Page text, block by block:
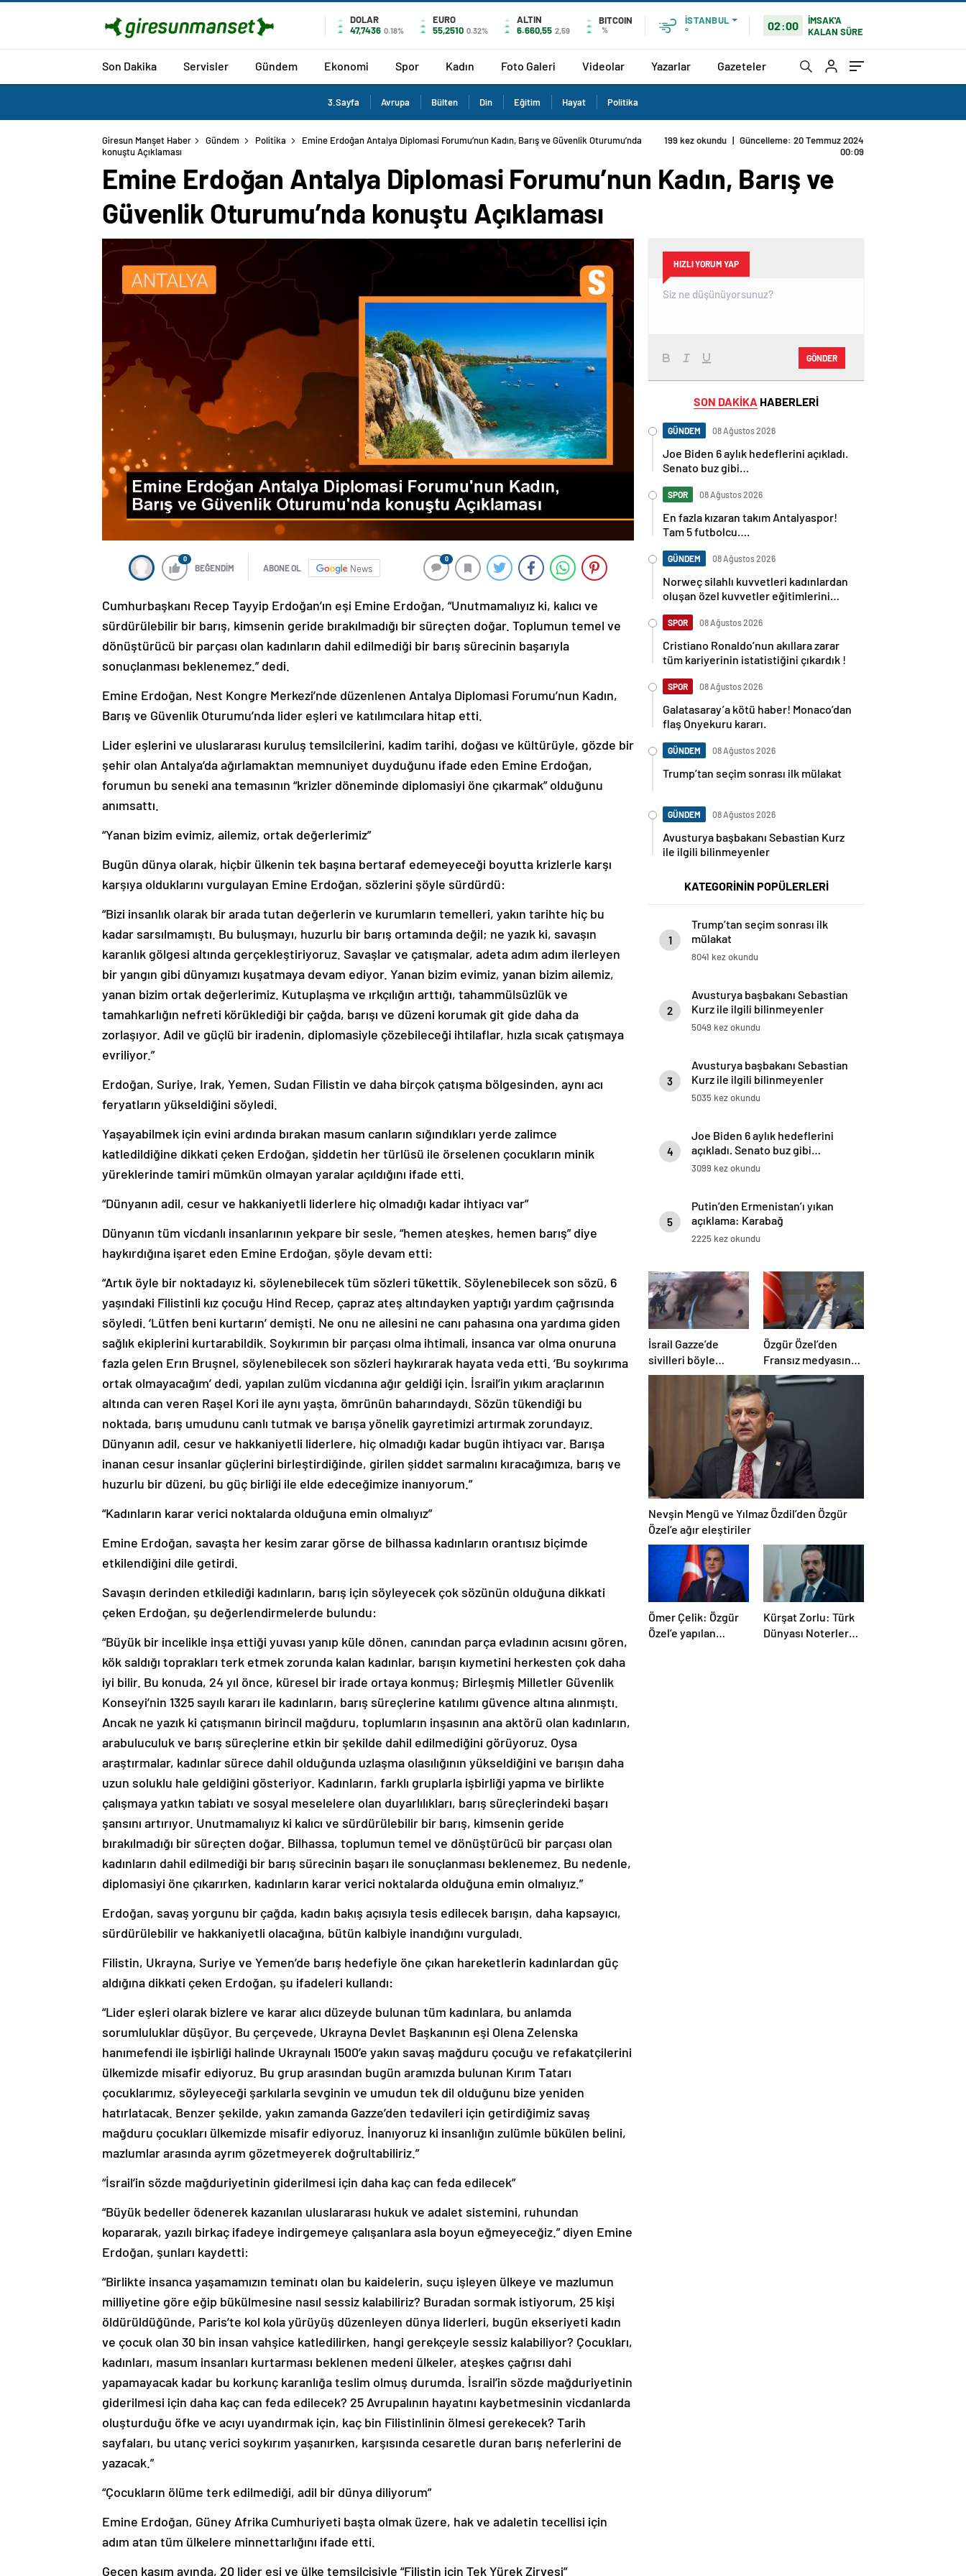
DOLAR
47,7436 0.18%
EURO
55,2510 0.32%
ALTIN
6.660,55 2,59
BITCOIN
%
İSTANBUL
°
02:00
İMSAK'A
KALAN SÜRE
Son Dakika Servisler Gündem Ekonomi Spor Kadın Foto Galeri Videolar Yazarlar Gazeteler
3.Sayfa Avrupa Bülten Din Eğitim Hayat Politika
Giresun Manşet Haber Gündem Politika
Emine Erdoğan Antalya Diplomasi Forumu’nun Kadın, Barış ve Güvenlik Oturumu’nda
konuştu Açıklaması
199 kez okundu | Güncelleme: 20 Temmuz 2024
00:09
Emine Erdoğan Antalya Diplomasi Forumu’nun Kadın, Barış ve
Güvenlik Oturumu’nda konuştu Açıklaması
0
BEĞENDİM ABONE OL News
0
Cumhurbaşkanı Recep Tayyip Erdoğan’ın eşi Emine Erdoğan, “Unutmamalıyız ki, kalıcı ve
sürdürülebilir bir barış, kimsenin geride bırakılmadığı bir süreçten doğar. Toplumun temel ve
dönüştürücü bir parçası olan kadınların dahil edilmediği bir barış sürecinin başarıyla
sonuçlanması beklenemez.” dedi.
Emine Erdoğan, Nest Kongre Merkezi’nde düzenlenen Antalya Diplomasi Forumu’nun Kadın,
Barış ve Güvenlik Oturumu’nda lider eşleri ve katılımcılara hitap etti.
Lider eşlerini ve uluslararası kuruluş temsilcilerini, kadim tarihi, doğası ve kültürüyle, gözde bir
şehir olan Antalya’da ağırlamaktan memnuniyet duyduğunu ifade eden Emine Erdoğan,
forumun bu seneki ana temasının “krizler döneminde diplomasiyi öne çıkarmak” olduğunu
anımsattı.
“Yanan bizim evimiz, ailemiz, ortak değerlerimiz”
Bugün dünya olarak, hiçbir ülkenin tek başına bertaraf edemeyeceği boyutta krizlerle karşı
karşıya olduklarını vurgulayan Emine Erdoğan, sözlerini şöyle sürdürdü:
“Bizi insanlık olarak bir arada tutan değerlerin ve kurumların temelleri, yakın tarihte hiç bu
kadar sarsılmamıştı. Bu buluşmayı, huzurlu bir barış ortamında değil; ne yazık ki, savaşın
karanlık gölgesi altında gerçekleştiriyoruz. Savaşlar ve çatışmalar, adeta adım adım ilerleyen
bir yangın gibi dünyamızı kuşatmaya devam ediyor. Yanan bizim evimiz, yanan bizim ailemiz,
yanan bizim ortak değerlerimiz. Kutuplaşma ve ırkçılığın arttığı, tahammülsüzlük ve
tamahkarlığın nefreti körüklediği bir çağda, barışı ve düzeni korumak git gide daha da
zorlaşıyor. Adil ve güçlü bir iradenin, diplomasiyle çözebileceği ihtilaflar, hızla sıcak çatışmaya
evriliyor.”
Erdoğan, Suriye, Irak, Yemen, Sudan Filistin ve daha birçok çatışma bölgesinden, aynı acı
feryatların yükseldiğini söyledi.
Yaşayabilmek için evini ardında bırakan masum canların sığındıkları yerde zalimce
katledildiğine dikkati çeken Erdoğan, şiddetin her türlüsü ile örselenen çocukların minik
yüreklerinde tamiri mümkün olmayan yaralar açıldığını ifade etti.
“Dünyanın adil, cesur ve hakkaniyetli liderlere hiç olmadığı kadar ihtiyacı var”
Dünyanın tüm vicdanlı insanlarının yekpare bir sesle, “hemen ateşkes, hemen barış” diye
haykırdığına işaret eden Emine Erdoğan, şöyle devam etti:
“Artık öyle bir noktadayız ki, söylenebilecek tüm sözleri tükettik. Söylenebilecek son sözü, 6
yaşındaki Filistinli kız çocuğu Hind Recep, çapraz ateş altındayken yaptığı yardım çağrısında
söyledi. ‘Lütfen beni kurtarın’ demişti. Ne onu ne ailesini ne canı pahasına ona yardıma giden
sağlık ekiplerini kurtarabildik. Soykırımın bir parçası olma ihtimali, insanca var olma onuruna
fazla gelen Erın Bruşnel, söylenebilecek son sözleri haykırarak hayata veda etti. ‘Bu soykırıma
ortak olmayacağım’ dedi, yapılan zulüm vicdanına ağır geldiği için. İsrail’in yıkım araçlarının
altında can veren Raşel Kori ile aynı yaşta, ömrünün baharındaydı. Sözün tükendiği bu
noktada, barış umudunu canlı tutmak ve barışa yönelik gayretimizi artırmak zorundayız.
Dünyanın adil, cesur ve hakkaniyetli liderlere, hiç olmadığı kadar bugün ihtiyacı var. Barışa
inanan cesur insanlar güçlerini birleştirdiğinde, girilen şiddet sarmalını kıracağımıza, barış ve
huzurlu bir düzeni, bu güç birliği ile elde edeceğimize inanıyorum.”
“Kadınların karar verici noktalarda olduğuna emin olmalıyız”
Emine Erdoğan, savaşta her kesim zarar görse de bilhassa kadınların orantısız biçimde
etkilendiğini dile getirdi.
Savaşın derinden etkilediği kadınların, barış için söyleyecek çok sözünün olduğuna dikkati
çeken Erdoğan, şu değerlendirmelerde bulundu:
“Büyük bir incelikle inşa ettiği yuvası yanıp küle dönen, canından parça evladının acısını gören,
kök saldığı toprakları terk etmek zorunda kalan kadınlar, barışın kıymetini herkesten çok daha
iyi bilir. Bu konuda, 24 yıl önce, küresel bir irade ortaya konmuş; Birleşmiş Milletler Güvenlik
Konseyi’nin 1325 sayılı kararı ile kadınların, barış süreçlerine katılımı güvence altına alınmıştı.
Ancak ne yazık ki çatışmanın birincil mağduru, toplumların inşasının ana aktörü olan kadınların,
arabuluculuk ve barış süreçlerine etkin bir şekilde dahil edilmediğini görüyoruz. Oysa
araştırmalar, kadınlar sürece dahil olduğunda uzlaşma olasılığının yükseldiğini ve barışın daha
uzun soluklu hale geldiğini gösteriyor. Kadınların, farklı gruplarla işbirliği yapma ve birlikte
çalışmaya yatkın tabiatı ve sosyal meselelere olan duyarlılıkları, barış süreçlerindeki başarı
şansını artırıyor. Unutmamalıyız ki kalıcı ve sürdürülebilir bir barış, kimsenin geride
bırakılmadığı bir süreçten doğar. Bilhassa, toplumun temel ve dönüştürücü bir parçası olan
kadınların dahil edilmediği bir barış sürecinin başarı ile sonuçlanması beklenemez. Bu nedenle,
diplomasiyi öne çıkarırken, kadınların karar verici noktalarda olduğuna emin olmalıyız.”
Erdoğan, savaş yorgunu bir çağda, kadın bakış açısıyla tesis edilecek barışın, daha kapsayıcı,
sürdürülebilir ve hakkaniyetli olacağına, bütün kalbiyle inandığını vurguladı.
Filistin, Ukrayna, Suriye ve Yemen’de barış hedefiyle öne çıkan hareketlerin kadınlardan güç
aldığına dikkati çeken Erdoğan, şu ifadeleri kullandı:
“Lider eşleri olarak bizlere ve karar alıcı düzeyde bulunan tüm kadınlara, bu anlamda
sorumluluklar düşüyor. Bu çerçevede, Ukrayna Devlet Başkanının eşi Olena Zelenska
hanımefendi ile işbirliği halinde Ukraynalı 1500’e yakın savaş mağduru çocuğu ve refakatçilerini
ülkemizde misafir ediyoruz. Bu grup arasından bugün aramızda bulunan Kırım Tatarı
çocuklarımız, söyleyeceği şarkılarla sevginin ve umudun tek dil olduğunu bize yeniden
hatırlatacak. Benzer şekilde, yakın zamanda Gazze’den tedavileri için getirdiğimiz savaş
mağduru çocukları ülkemizde misafir ediyoruz. İnanıyoruz ki insanlığın zulümle bükülen belini,
mazlumlar arasında ayrım gözetmeyerek doğrultabiliriz.”
“İsrail’in sözde mağduriyetinin giderilmesi için daha kaç can feda edilecek”
“Büyük bedeller ödenerek kazanılan uluslararası hukuk ve adalet sistemini, ruhundan
kopararak, yazılı birkaç ifadeye indirgemeye çalışanlara asla boyun eğmeyeceğiz.” diyen Emine
Erdoğan, şunları kaydetti:
“Birlikte insanca yaşamamızın teminatı olan bu kaidelerin, suçu işleyen ülkeye ve mazlumun
milliyetine göre eğip bükülmesine nasıl sessiz kalabiliriz? Buradan sormak istiyorum, 25 kişi
öldürüldüğünde, Paris’te kol kola yürüyüş düzenleyen dünya liderleri, bugün ekseriyeti kadın
ve çocuk olan 30 bin insan vahşice katledilirken, hangi gerekçeyle sessiz kalabiliyor? Çocukları,
kadınları, masum insanları kurtarması beklenen medeni ülkeler, ateşkes çağrısı dahi
yapamayacak kadar bu korkunç karanlığa teslim olmuş durumda. İsrail’in sözde mağduriyetinin
giderilmesi için daha kaç can feda edilecek? 25 Avrupalının hayatını kaybetmesinin vicdanlarda
oluşturduğu öfke ve acıyı uyandırmak için, kaç bin Filistinlinin ölmesi gerekecek? Tarih
sayfaları, bu utanç verici soykırım yaşanırken, karşısında cesaretle duran barış neferlerini de
yazacak.”
“Çocukların ölüme terk edilmediği, adil bir dünya diliyorum”
Emine Erdoğan, Güney Afrika Cumhuriyeti başta olmak üzere, hak ve adaletin tecellisi için
adım atan tüm ülkelere minnettarlığını ifade etti.
Geçen kasım ayında, 20 lider eşi ve ülke temsilcisiyle “Filistin için Tek Yürek Zirvesi”
HIZLI YORUM YAP
GÖNDER
SON DAKİKA HABERLERİ
GÜNDEM 08 Ağustos 2026
Joe Biden 6 aylık hedeflerini açıkladı.
Senato buz gibi…
SPOR 08 Ağustos 2026
En fazla kızaran takım Antalyaspor!
Tam 5 futbolcu….
GÜNDEM 08 Ağustos 2026
Norweç silahlı kuvvetleri kadınlardan
oluşan özel kuvvetler eğitimlerini
SPOR 08 Ağustos 2026
Cristiano Ronaldo’nun akıllara zarar
tüm kariyerinin istatistiğini çıkardık !
SPOR 08 Ağustos 2026
Galatasaray’a kötü haber! Monaco’dan
flaş Onyekuru kararı.
GÜNDEM 08 Ağustos 2026
Trump’tan seçim sonrası ilk mülakat
GÜNDEM 08 Ağustos 2026
Avusturya başbakanı Sebastian Kurz
ile ilgili bilinmeyenler
KATEGORİNİN POPÜLERLERİ
1
Trump’tan seçim sonrası ilk
mülakat
8041 kez okundu
2
Avusturya başbakanı Sebastian
Kurz ile ilgili bilinmeyenler
5049 kez okundu
3
Avusturya başbakanı Sebastian
Kurz ile ilgili bilinmeyenler
5035 kez okundu
4
Joe Biden 6 aylık hedeflerini
açıkladı. Senato buz gibi…
3099 kez okundu
5
Putin’den Ermenistan’ı yıkan
açıklama: Karabağ
Azerbaycan’ın ayrılmaz bir
2225 kez okundu
İsrail Gazze’de
sivilleri böyle
vurdu… En az 80
Özgür Özel’den
Fransız medyasına
İngiltere sitemi
Nevşin Mengü ve Yılmaz Özdil’den Özgür
Özel’e ağır eleştiriler
Ömer Çelik: Özgür
Özel’e yapılan
Kürşat Zorlu: Türk
Dünyası Noterler